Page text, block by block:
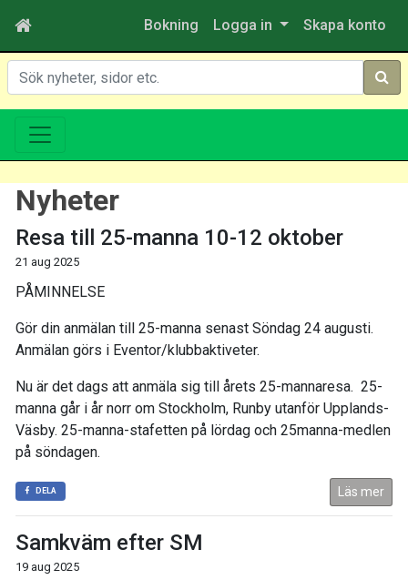
Bokning Logga in Skapa konto
Sök
Nyheter
Resa till 25-manna 10-12 oktober
21 aug 2025
PÅMINNELSE
Gör din anmälan till 25-manna senast Söndag 24 augusti.
Anmälan görs i Eventor/klubbaktiveter.
Nu är det dags att anmäla sig till årets 25-mannaresa. 25-
manna går i år norr om Stockholm, Runby utanför Upplands-
Väsby. 25-manna-stafetten på lördag och 25manna-medlen
på söndagen.
DELA Läs mer
Samkväm efter SM
19 aug 2025